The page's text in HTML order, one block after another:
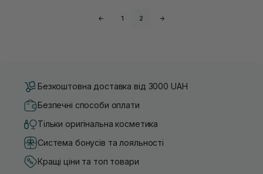
← 1 2 →
Безкоштовна доставка від 3000 UAH
Безпечні способи оплати
Тільки оригінальна косметика
Система бонусів та лояльності
Кращі ціни та топ товари